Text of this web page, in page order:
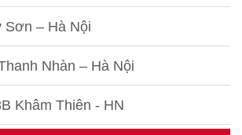
Sơn – Hà Nội
Nhàn – Hà Nội
Khâm Thiên - HN